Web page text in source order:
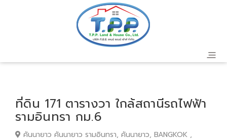
ที่ดิน 171 ตารางวา ใกล้สถานีรถไฟฟ้า
รามอินทรา กม.6
คันนายาว คันนายาว รามอินทรา, คันนายาว, BANGKOK ,